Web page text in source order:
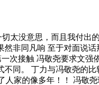
太没意思，而且我付出
非同凡响 至于对面说
次接触 冯敬尧要求文强
同。 丁力与冯敬尧的
人家的像多年！！ 冯敬